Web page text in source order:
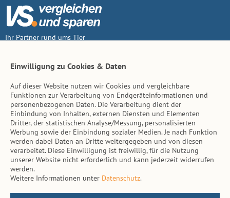
Ihr Partner rund ums Tier
Inhalt
Tierarzt-Suche
Hinweise
AGB
Impressum
Datenschutz
Kontakt
Einwilligung zu Cookies & Daten
Auf dieser Website nutzen wir Cookies und vergleichbare
Funktionen zur Verarbeitung von Endgeräteinformationen und
personenbezogenen Daten. Die Verarbeitung dient der
Einbindung von Inhalten, externen Diensten und Elementen
Dritter, der statistischen Analyse/Messung, personalisierten
Werbung sowie der Einbindung sozialer Medien. Je nach Funktion
werden dabei Daten an Dritte weitergegeben und von diesen
verarbeitet. Diese Einwilligung ist freiwillig, für die Nutzung
unserer Website nicht erforderlich und kann jederzeit widerrufen
werden.
Weitere Informationen unter Datenschutz.